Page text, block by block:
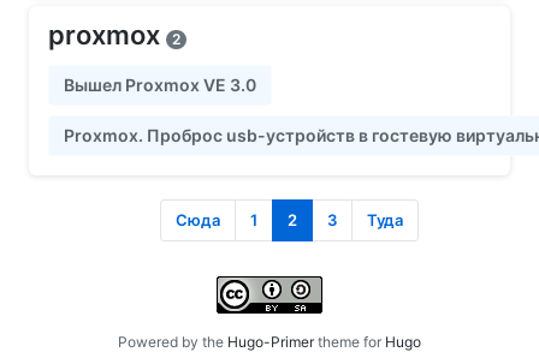
proxmox 2
Вышел Proxmox VE 3.0
Proxmox. Проброс usb-устройств в гостевую
Сюда 1 2 3 Туда
Powered by the Hugo-Primertheme for Hugo